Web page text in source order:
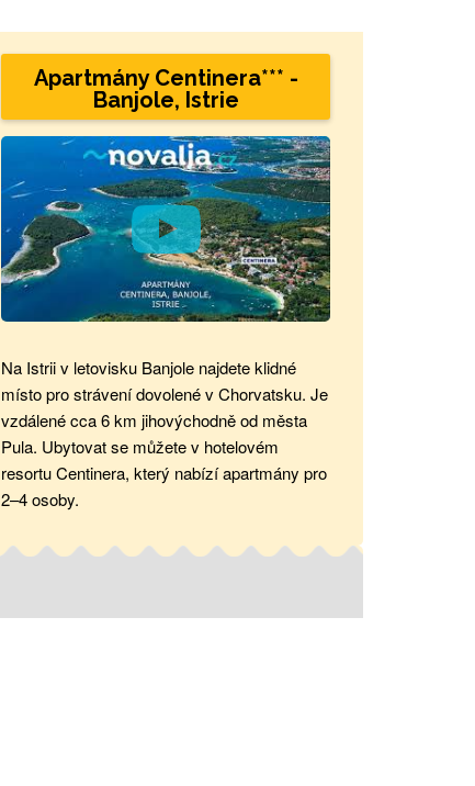
Apartmány Centinera*** -
Banjole, Istrie
Na Istrii v letovisku Banjole najdete klidné
místo pro strávení dovolené v Chorvatsku. Je
vzdálené cca 6 km jihovýchodně od města
Pula. Ubytovat se můžete v hotelovém
resortu Centinera, který nabízí apartmány pro
2–4 osoby.